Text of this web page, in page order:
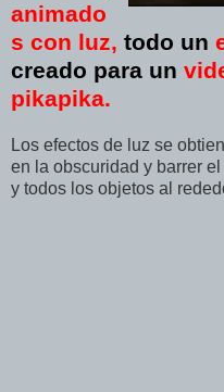
animado
s con luz, todo un
creado para un
pikapika.
Los efectos de luz se
en la obscuridad y barrer
y todos los objetos al